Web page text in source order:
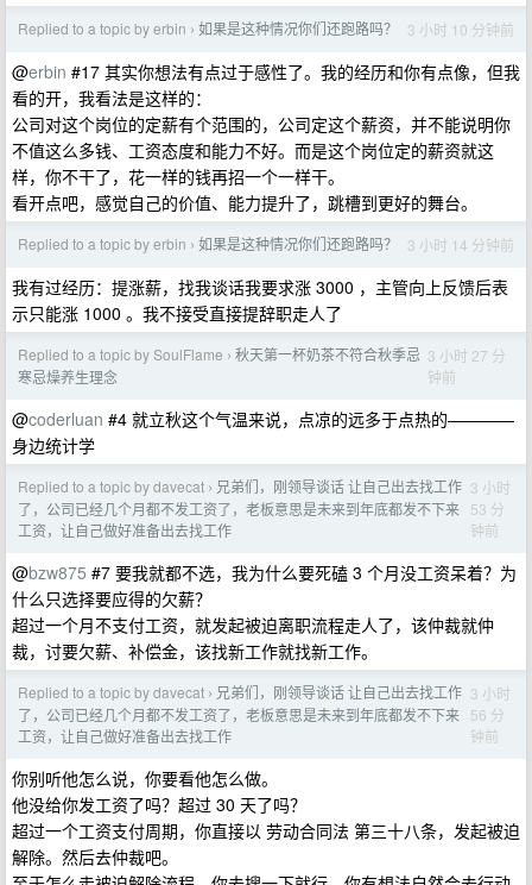
Replied to a topic by erbin › 如果是这种情况你们还跑路吗？ 3 小时 10 分钟前
@erbin #17 其实你想法有点过于感性了。我的经历和你有点像，但我
看的开，我看法是这样的：
公司对这个岗位的定薪有个范围的，公司定这个薪资，并不能说明你
不值这么多钱、工资态度和能力不好。而是这个岗位定的薪资就这
样，你不干了，花一样的钱再招一个一样干。
看开点吧，感觉自己的价值、能力提升了，跳槽到更好的舞台。
Replied to a topic by erbin › 如果是这种情况你们还跑路吗？ 3 小时 14 分钟前
我有过经历：提涨薪，找我谈话我要求涨 3000 ，主管向上反馈后表
示只能涨 1000 。我不接受直接提辞职走人了
Replied to a topic by SoulFlame › 秋天第一杯奶茶不符合秋季忌
寒忌燥养生理念
3 小时 27 分
钟前
@coderluan #4 就立秋这个气温来说，点凉的远多于点热的————
身边统计学
Replied to a topic by davecat › 兄弟们，刚领导谈话 让自己出去找工作
了，公司已经几个月都不发工资了，老板意思是未来到年底都发不下来
工资，让自己做好准备出去找工作
3 小时
53 分
钟前
@bzw875 #7 要我就都不选，我为什么要死磕 3 个月没工资呆着？为
什么只选择要应得的欠薪？
超过一个月不支付工资，就发起被迫离职流程走人了，该仲裁就仲
裁，讨要欠薪、补偿金，该找新工作就找新工作。
Replied to a topic by davecat › 兄弟们，刚领导谈话 让自己出去找工作
了，公司已经几个月都不发工资了，老板意思是未来到年底都发不下来
工资，让自己做好准备出去找工作
3 小时
56 分
钟前
你别听他怎么说，你要看他怎么做。
他没给你发工资了吗？超过 30 天了吗？
超过一个工资支付周期，你直接以 劳动合同法 第三十八条，发起被迫
解除。然后去仲裁吧。